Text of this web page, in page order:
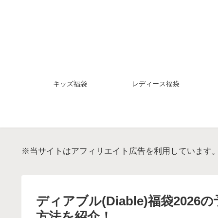
キッズ福袋 レディース福袋
※当サイトはアフィリエイト広告を利用しています
ディアブル(Diable)福袋2026